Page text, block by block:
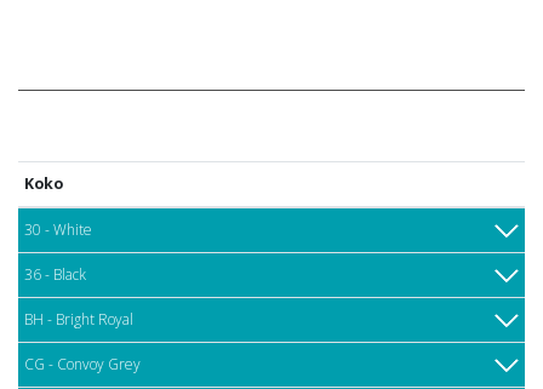
Koko
30 - White
36 - Black
BH - Bright Royal
CG - Convoy Grey